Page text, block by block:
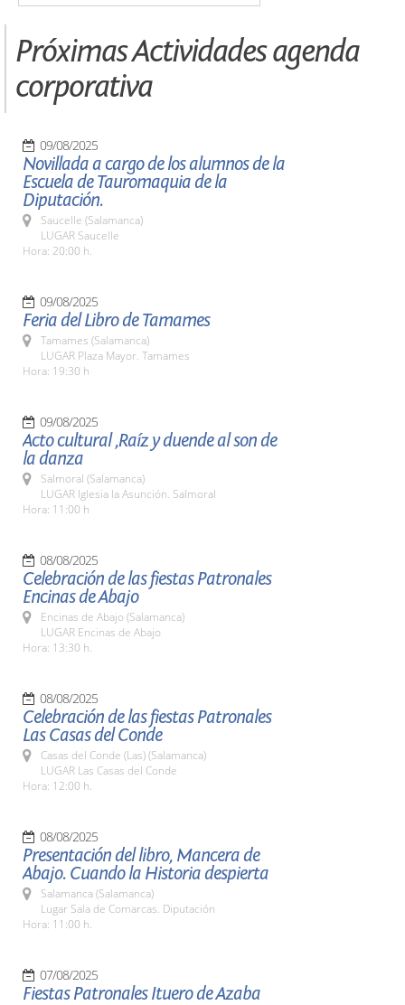
Próximas Actividades agenda
corporativa
09/08/2025
Novillada a cargo de los alumnos de la
Escuela de Tauromaquia de la
Diputación.
Saucelle (Salamanca)
LUGAR Saucelle
Hora: 20:00 h.
09/08/2025
Feria del Libro de Tamames
Tamames (Salamanca)
LUGAR Plaza Mayor. Tamames
Hora: 19:30 h
09/08/2025
Acto cultural ,Raíz y duende al son de
la danza
Salmoral (Salamanca)
LUGAR Iglesia la Asunción. Salmoral
Hora: 11:00 h
08/08/2025
Celebración de las fiestas Patronales
Encinas de Abajo
Encinas de Abajo (Salamanca)
LUGAR Encinas de Abajo
Hora: 13:30 h.
08/08/2025
Celebración de las fiestas Patronales
Las Casas del Conde
Casas del Conde (Las) (Salamanca)
LUGAR Las Casas del Conde
Hora: 12:00 h.
08/08/2025
Presentación del libro, Mancera de
Abajo. Cuando la Historia despierta
Salamanca (Salamanca)
Lugar Sala de Comarcas. Diputación
Hora: 11:00 h.
07/08/2025
Fiestas Patronales Ituero de Azaba